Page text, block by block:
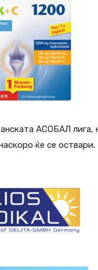
АСОБАЛ
ќе се оствари.